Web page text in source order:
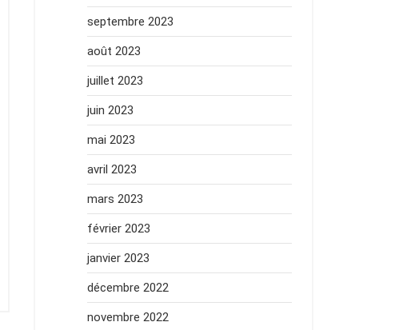
septembre 2023
août 2023
juillet 2023
juin 2023
mai 2023
avril 2023
mars 2023
février 2023
janvier 2023
décembre 2022
novembre 2022